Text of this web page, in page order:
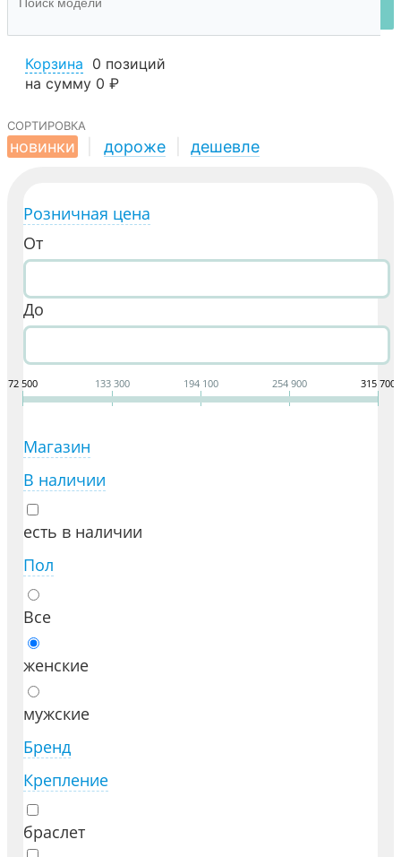
Корзина 0 позиций
на сумму 0 ₽
сортировка
новинки
дороже дешевле
Розничная цена
От
До
72 500 133 300 194 100 254 900 315 700
Магазин
В наличии
есть в наличии
Пол
Все
женские
мужские
Бренд
Крепление
браслет